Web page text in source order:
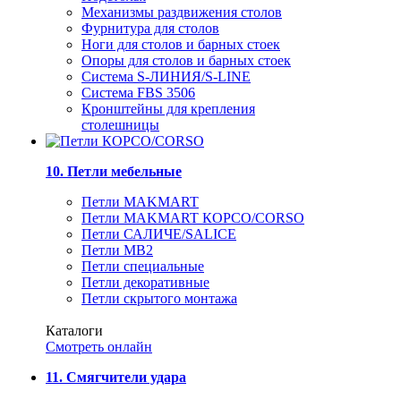
Механизмы раздвижения столов
Фурнитура для столов
Ноги для столов и барных стоек
Опоры для столов и барных стоек
Система S-ЛИНИЯ/S-LINE
Система FBS 3506
Кронштейны для крепления
столешницы
10. Петли мебельные
Петли MAKMART
Петли MAKMART КОРСО/CORSO
Петли САЛИЧЕ/SALICE
Петли MB2
Петли специальные
Петли декоративные
Петли скрытого монтажа
Каталоги
Смотреть онлайн
11. Смягчители удара